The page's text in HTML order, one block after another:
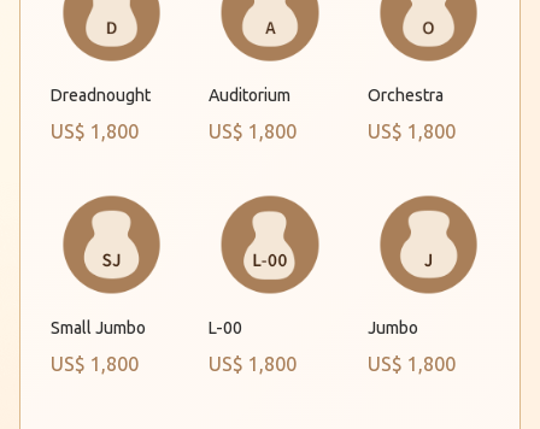
Dreadnought
US$ 1,800
Auditorium
US$ 1,800
Orchestra
US$ 1,800
Small Jumbo
US$ 1,800
L-00
US$ 1,800
Jumbo
US$ 1,800